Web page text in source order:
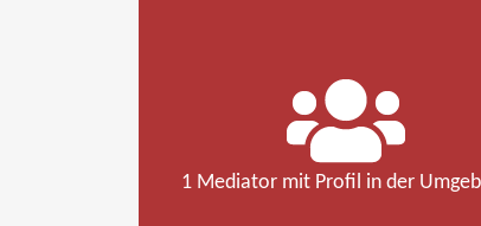
1 Mediator mit Profil in der